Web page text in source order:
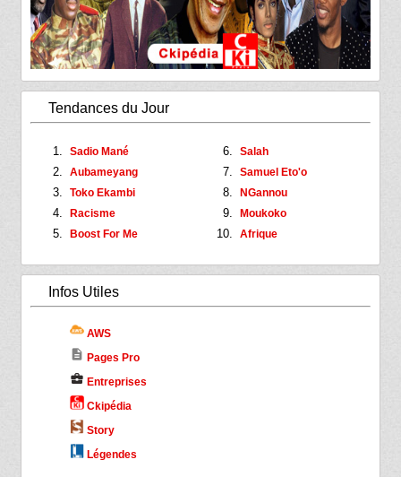
Tendances du Jour
Sadio Mané
Aubameyang
Toko Ekambi
Racisme
Boost For Me
Salah
Samuel Eto'o
NGannou
Moukoko
Afrique
Infos Utiles
AWS
description Pages Pro
business_center Entreprises
Ckipédia
Story
Légendes